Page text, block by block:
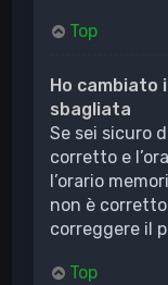
Top
Ho cambiato
sbagliata
Se sei sicuro
corretto e
l’orario
non è
correggere il
Top